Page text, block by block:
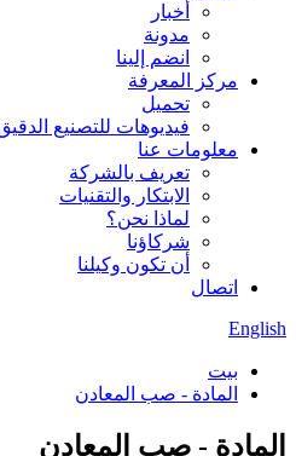
أخبار
مدونة
انضم إلينا
مركز المعرفة
تحميل
فيديوهات للتصنيع
معلومات عنا
تعريف بالشركة
الابتكار والتقنيات
لماذا نحن؟
شركاؤنا
أن تكون وكيلنا
اتصال
English
بيت
المادة - صب المعادن
المادة - صب المعادن